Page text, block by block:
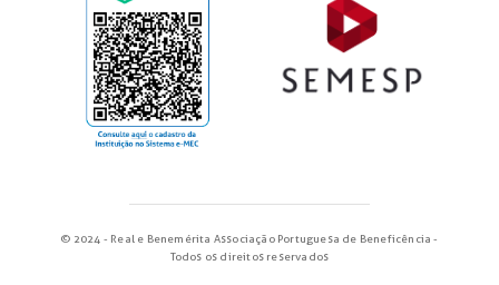
© 2024 - Real e Benemérita Associação Portuguesa de Beneficência -
Todos os direitos reservados